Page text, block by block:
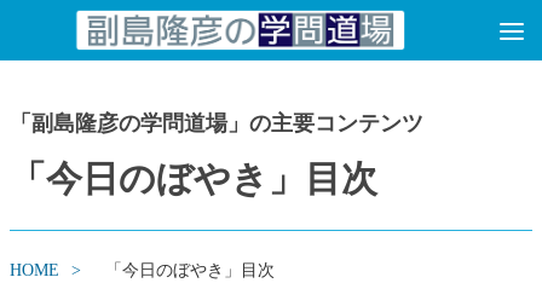
コンテンツへスキップ
「副島隆彦の学問道場」の主要コンテンツ
「今日のぼやき」目次
HOME 「今日のぼやき」目次